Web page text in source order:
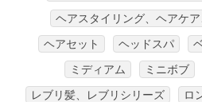
ヘアスタイリング、ヘアケ
ヘアセット
ヘッドスパ
ミディアム
ミニボブ
レブリ髪、レブリシリーズ
ロ